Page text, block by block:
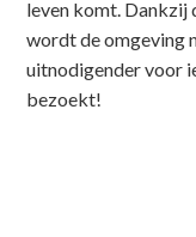
leven komt. Dankzij
wordt de omgeving
uitnodigender voor
bezoekt!